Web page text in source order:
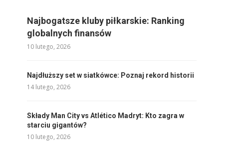
Najbogatsze kluby piłkarskie: Ranking
globalnych finansów
10 lutego, 2026
Najdłuższy set w siatkówce: Poznaj rekord historii
14 lutego, 2026
Składy Man City vs Atlético Madryt: Kto zagra w
starciu gigantów?
10 lutego, 2026